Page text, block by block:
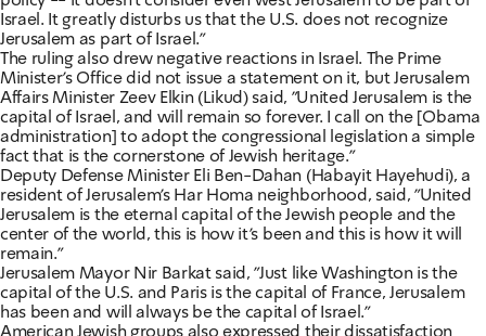
Israel. It greatly disturbs us that the U.S. does not recognize
Jerusalem as part of Israel."
The ruling also drew negative reactions in Israel. The Prime
Minister's Office did not issue a statement on it, but Jerusalem
Affairs Minister Zeev Elkin (Likud) said, "United Jerusalem is the
capital of Israel, and will remain so forever. I call on the [Obama
administration] to adopt the congressional legislation a simple
fact that is the cornerstone of Jewish heritage."
Deputy Defense Minister Eli Ben-Dahan (Habayit Hayehudi), a
resident of Jerusalem's Har Homa neighborhood, said, "United
Jerusalem is the eternal capital of the Jewish people and the
center of the world, this is how it's been and this is how it will
remain."
Jerusalem Mayor Nir Barkat said, "Just like Washington is the
capital of the U.S. and Paris is the capital of France, Jerusalem
has been and will always be the capital of Israel."